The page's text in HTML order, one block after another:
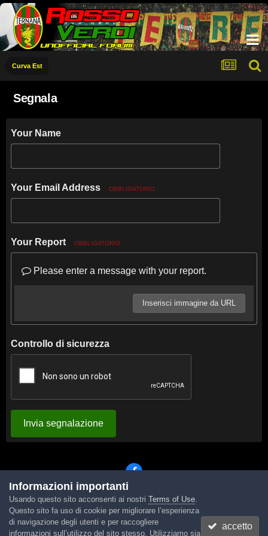
Curva Est
Segnala
Your Name
Your Email Address OBBLIGATORIO
Your Report OBBLIGATORIO
Please enter a message with your report.
Inserisci immagine da URL
Controllo di sicurezza
Invia segnalazione
Lingua Tema Contattaci Cookies
Powered by Invision Community
Informazioni importanti
Usando questo sito acconsenti ai nostri Terms of Use.
Questo sito fa uso di cookie per migliorare l’esperienza
di navigazione degli utenti e per raccogliere
informazioni sull’utilizzo del sito stesso. Utilizziamo sia
accetto